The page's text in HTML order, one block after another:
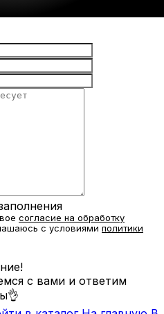
согласие на обработку
с условиями политики
с вами и ответим